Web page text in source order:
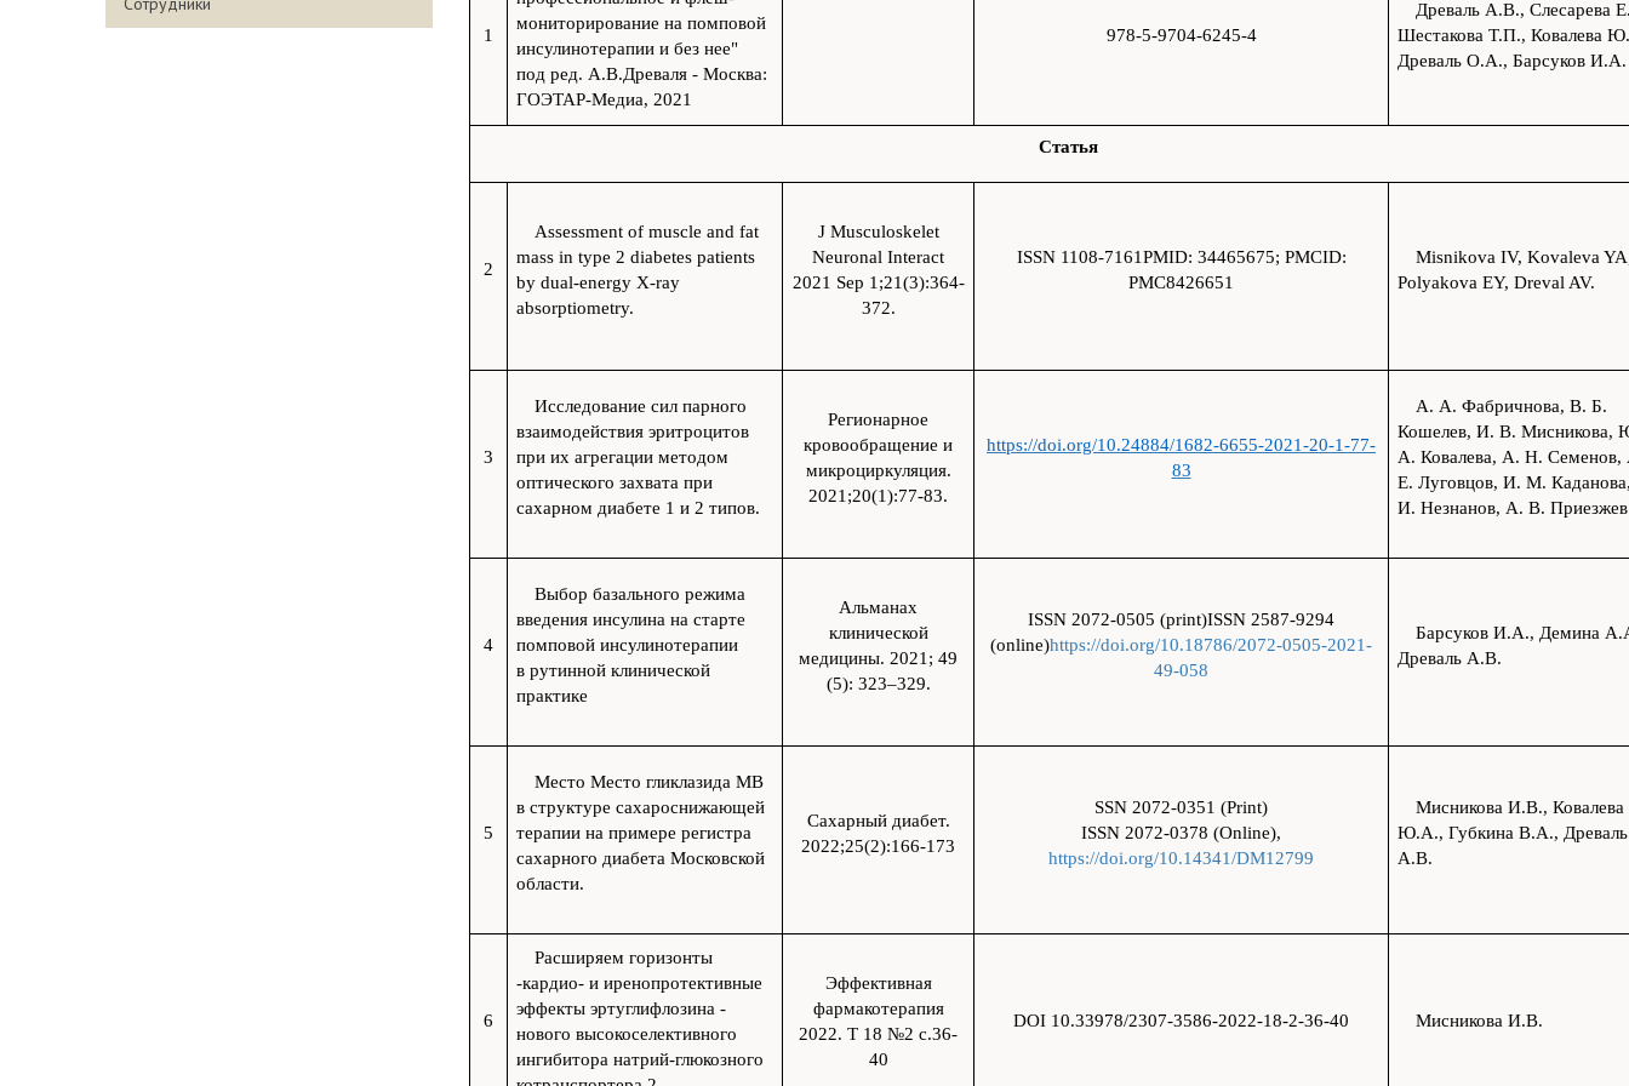
1
мониторирование на помповой
инсулинотерапии и без нее"
под ред. А.В.Древаля - Москва:
ГОЭТАР-Медиа, 2021
978-5-9704-6245-4
Древаль А.В., Слесарева
Шестакова Т.П., Ковалева
Древаль О.А., Барсуков И.А.
Статья
2
Assessment of muscle and fat
mass in type 2 diabetes patients
by dual-energy X-ray
absorptiometry.
J Musculoskelet
Neuronal Interact
2021 Sep 1;21(3):364-
372.
ISSN 1108-7161PMID: 34465675; PMCID:
PMC8426651
Misnikova IV, Kovaleva
Polyakova EY, Dreval AV.
3
Исследование сил парного
взаимодействия эритроцитов
при их агрегации методом
оптического захвата при
сахарном диабете 1 и 2 типов.
Регионарное
кровообращение и
микроциркуляция.
2021;20(1):77-83.
https://doi.org/10.24884/1682-6655-2021-20-1-77-
83
А. А. Фабричнова, В. Б.
Кошелев, И. В. Мисникова,
А. Ковалева, А. Н. Семенов,
Е. Луговцов, И. М.
И. Незнанов, А. В. Приезжев
4
Выбор базального режима
введения инсулина на старте
помповой инсулинотерапии
в рутинной клинической
практике
Альманах
клинической
медицины. 2021; 49
(5): 323–329.
ISSN 2072-0505 (print)ISSN 2587-9294
(online)https://doi.org/10.18786/2072-0505-2021-
49-058
Барсуков И.А., Демина
Древаль А.В.
5
Место Место гликлазида МВ
в структуре сахароснижающей
терапии на примере регистра
сахарного диабета Московской
области.
Сахарный диабет.
2022;25(2):166-173
SSN 2072-0351 (Print)
ISSN 2072-0378 (Online),
https://doi.org/10.14341/DM12799
Мисникова И.В., Ковалева
Ю.А., Губкина В.А., Древаль
А.В.
6
Расширяем горизонты
-кардио- и иренопротективные
эффекты эртуглифлозина -
нового высокоселективного
ингибитора натрий-глюкозного
Эффективная
фармакотерапия
2022. Т 18 №2 с.36-
40
DOI 10.33978/2307-3586-2022-18-2-36-40 Мисникова И.В.